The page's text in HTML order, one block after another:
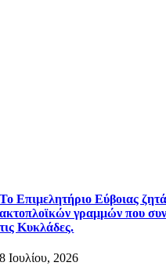
Το Επιμελητήριο Εύβοιας
ακτοπλοϊκών γραμμών που
τις Κυκλάδες.
8 Ιουλίου, 2026